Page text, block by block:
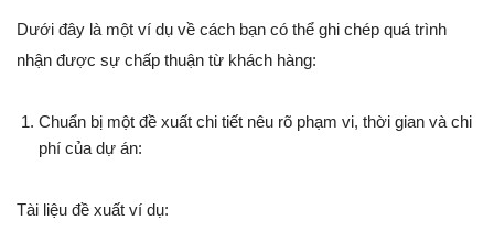
Dưới đây là một ví dụ về cách bạn có thể ghi chép quá trình
nhận được sự chấp thuận từ khách hàng:
Chuẩn bị một đề xuất chi tiết nêu rõ phạm vi, thời gian và chi
phí của dự án:
Tài liệu đề xuất ví dụ: